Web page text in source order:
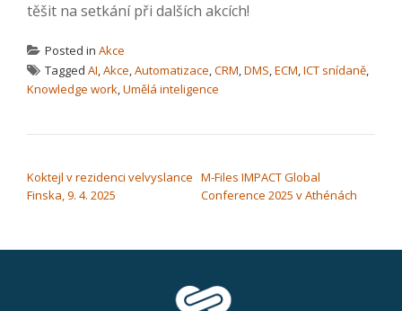
těšit na setkání při dalších akcích!
Posted in Akce
Tagged AI,Akce,Automatizace,CRM,DMS,ECM,ICT snídaně,
Knowledge work,Umělá inteligence
Koktejl v rezidenci velvyslance
Finska, 9. 4. 2025
M-Files IMPACT Global
Conference 2025 v Athénách